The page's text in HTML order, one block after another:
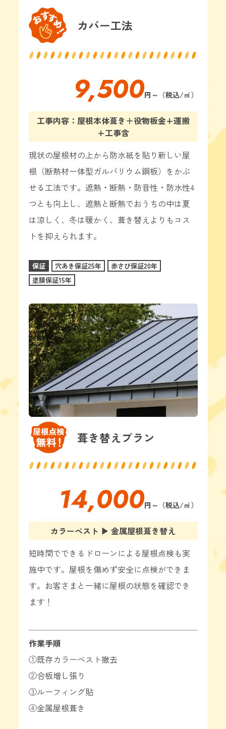
カバー工法
9,500円～（税込/㎡）
工事内容：屋根本体葺き＋役物板金+運搬
+工事含
現状の屋根材の上から防水紙を貼り新しい屋
根（断熱材一体型ガルバリウム鋼板）をかぶ
せる工法です。遮熱・断熱・防音性・防水性4
つとも向上し、遮熱と断熱でおうちの中は夏
は涼しく、冬は暖かく、葺き替えよりもコス
トを抑えられます。
保証 穴あき保証25年
赤さび保証20年
塗膜保証15年
葺き替えプラン
14,000円～（税込/㎡）
カラーベスト ▶ 金属屋根葺き替え
短時間でできるドローンによる屋根点検も実
施中です。屋根を傷めず安全に点検ができま
す。お客さまと一緒に屋根の状態を確認でき
ます！
作業手順
①既存カラーべスト撤去
②合板増し張り
③ルーフィング貼
④金属屋根葺き